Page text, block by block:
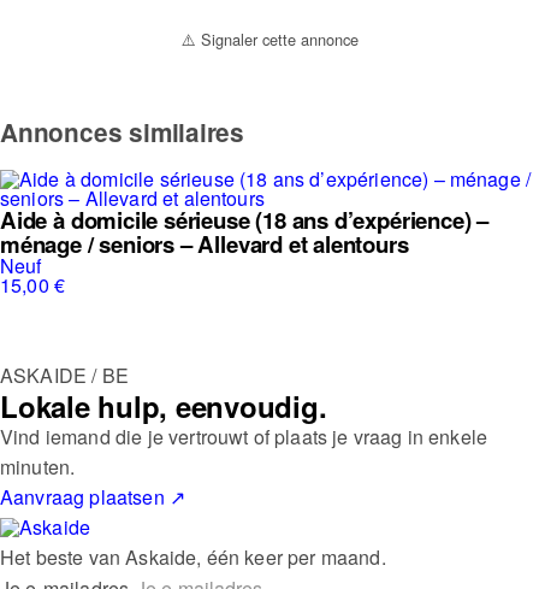
⚠️ Signaler cette annonce
Annonces similaires
Aide à domicile sérieuse (18 ans d’expérience) –
ménage / seniors – Allevard et alentours
Neuf
15,00 €
ASKAIDE / BE
Lokale hulp, eenvoudig.
Vind iemand die je vertrouwt of plaats je vraag in enkele
minuten.
Aanvraag plaatsen ↗
Het beste van Askaide, één keer per maand.